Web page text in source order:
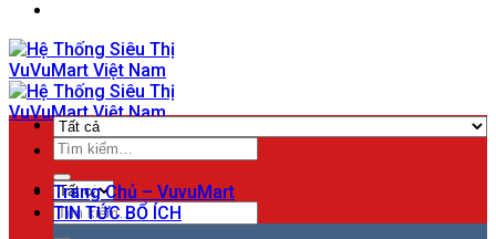
Menu
Tìm
kiếm:
Tìm
kiếm:
Trang Chủ – VuvuMart
TIN TỨC BỔ ÍCH